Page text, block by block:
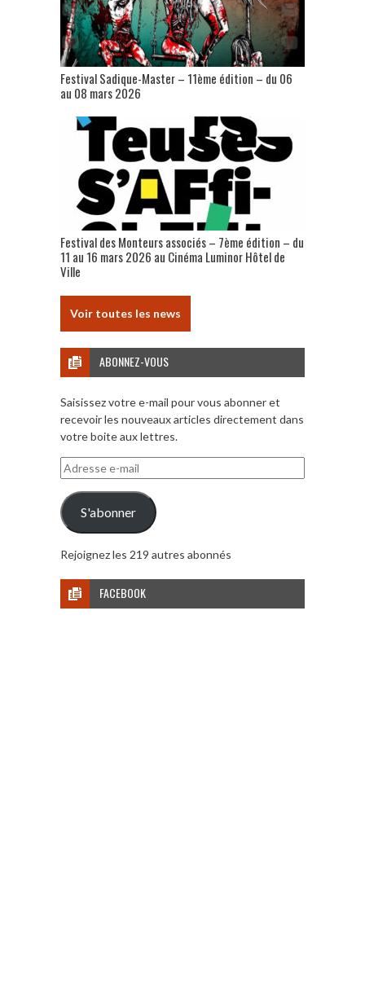
Festival Sadique-Master – 11ème édition – du 06
au 08 mars 2026
Festival des Monteurs associés – 7ème édition – du
11 au 16 mars 2026 au Cinéma Luminor Hôtel de
Ville
Voir toutes les news
ABONNEZ-VOUS
Saisissez votre e-mail pour vous abonner et
recevoir les nouveaux articles directement dans
votre boite aux lettres.
Adresse
e-
mail
S'abonner
Rejoignez les 219 autres abonnés
FACEBOOK